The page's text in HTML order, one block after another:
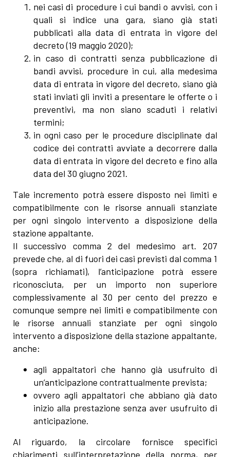
nei casi di procedure i cui bandi o avvisi, con i
quali si indice una gara, siano già stati
pubblicati alla data di entrata in vigore del
decreto (19 maggio 2020);
in caso di contratti senza pubblicazione di
bandi avvisi, procedure in cui, alla medesima
data di entrata in vigore del decreto, siano già
stati inviati gli inviti a presentare le offerte o i
preventivi, ma non siano scaduti i relativi
termini;
in ogni caso per le procedure disciplinate dal
codice dei contratti avviate a decorrere dalla
data di entrata in vigore del decreto e fino alla
data del 30 giugno 2021.
Tale incremento potrà essere disposto nei limiti e
compatibilmente con le risorse annuali stanziate
per ogni singolo intervento a disposizione della
stazione appaltante.
Il successivo comma 2 del medesimo art. 207
prevede che, al di fuori dei casi previsti dal comma 1
(sopra richiamati), l’anticipazione potrà essere
riconosciuta, per un importo non superiore
complessivamente al 30 per cento del prezzo e
comunque sempre nei limiti e compatibilmente con
le risorse annuali stanziate per ogni singolo
intervento a disposizione della stazione appaltante,
anche:
agli appaltatori che hanno già usufruito di
un’anticipazione contrattualmente prevista;
ovvero agli appaltatori che abbiano già dato
inizio alla prestazione senza aver usufruito di
anticipazione.
Al riguardo, la circolare fornisce specifici
chiarimenti sull’interpretazione della norma, per